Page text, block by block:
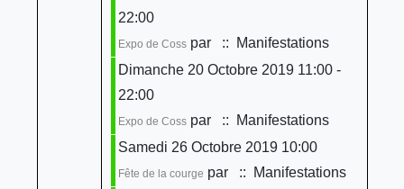
22:00
Expo de Cosspar
:: Manifestations
Dimanche 20 Octobre 2019 11:00 -
22:00
Expo de Cosspar
:: Manifestations
Samedi 26 Octobre 2019 10:00
Fête de la courge par
:: Manifestations